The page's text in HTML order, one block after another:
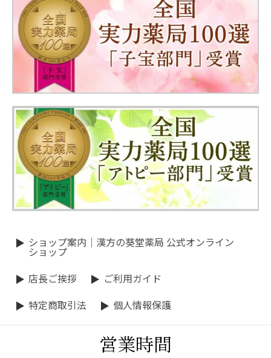
ショップ案内｜漢方の葵堂薬局 公式オンライン
ショップ
店長ご挨拶
ご利用ガイド
特定商取引法
個人情報保護
営業時間